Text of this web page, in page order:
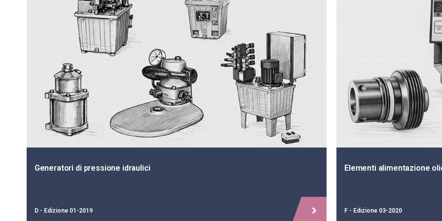
Generatori di pressione idraulici
D - Edizione 01-2019
Elementi alimentazione
F - Edizione 03-2020